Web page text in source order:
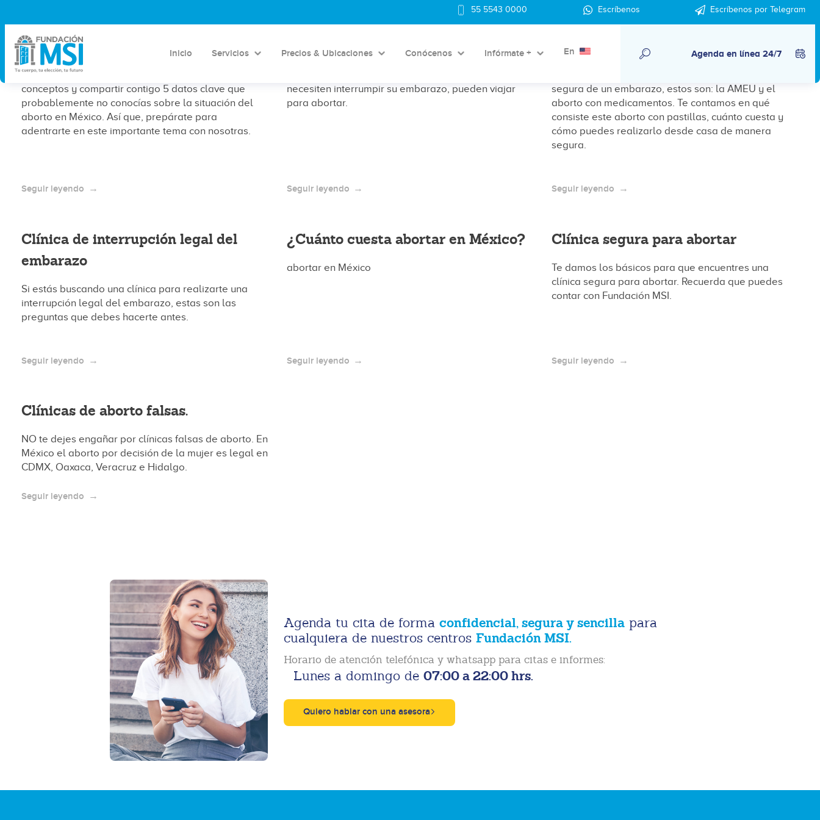
55 5543 0000 Escríbenos Escríbenos por Telegram
Inicio Servicios Precios & Ubicaciones Conócenos Infórmate + En Agenda en línea 24/7
5 datos clave sobre el
aborto en México
Hoy en nuestro blog, vamos a desmitificar algunos
conceptos y compartir contigo 5 datos clave que
probablemente no conocías sobre la situación del
aborto en México. Así que, prepárate para
adentrarte en este importante tema con nosotras.
Seguir leyendo
Decreto: mujeres de EU pueden
viajar para abortar
necesiten interrumpir su embarazo, pueden viajar
para abortar.
Seguir leyendo
¿Cuánto cuesta un aborto con
pastillas?
segura de un embarazo, estos son: la AMEU y el
aborto con medicamentos. Te contamos en qué
consiste este aborto con pastillas, cuánto cuesta y
cómo puedes realizarlo desde casa de manera
segura.
Seguir leyendo
Clínica de interrupción legal del
embarazo
Si estás buscando una clínica para realizarte una
interrupción legal del embarazo, estas son las
preguntas que debes hacerte antes.
Seguir leyendo
¿Cuánto cuesta abortar en México?
abortar en México
Seguir leyendo
Clínica segura para abortar
Te damos los básicos para que encuentres una
clínica segura para abortar. Recuerda que puedes
contar con Fundación MSI.
Seguir leyendo
Clínicas de aborto falsas.
NO te dejes engañar por clínicas falsas de aborto. En
México el aborto por decisión de la mujer es legal en
CDMX, Oaxaca, Veracruz e Hidalgo.
Seguir leyendo
Agenda tu cita de forma confidencial, segura y sencillapara
cualquiera de nuestros centros Fundación MSI.
Horario de atención telefónica y whatsapp para citas e informes:
Lunes a domingo de 07:00 a 22:00 hrs.
Quiero hablar con una asesora